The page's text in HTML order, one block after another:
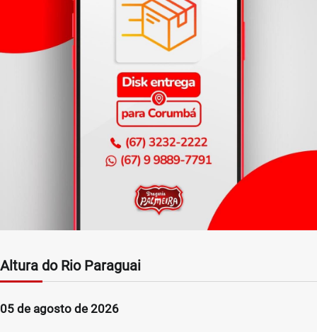
Altura do Rio Paraguai
05 de agosto de 2026